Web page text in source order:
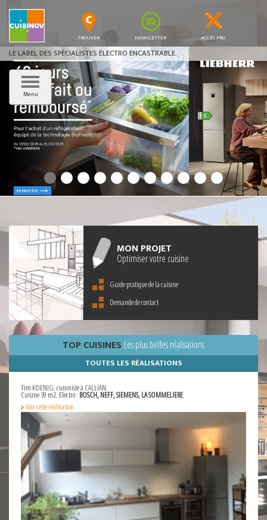
TROUVER NEWSLETTER ACCÉS PRO
Menu
LE LABEL DES SPÉCIALISTES ÉLECTRO ENCASTRABLE
MON PROJET
Optimiser votre cuisine
Guide pratique de la cuisine
Demande de contact
TOP CUISINES Les plus belles réalisations
TOUTES LES RÉALISATIONS
Tim KOENIG, cuisiniste à CALLIAN.
Cuisine 39 m2. Electro : BOSCH, NEFF, SIEMENS, LA SOMMELIERE.
Voir cette réalisation